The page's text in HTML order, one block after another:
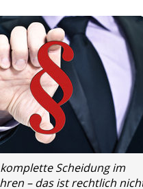
Scheidung im
– das ist rechtlich